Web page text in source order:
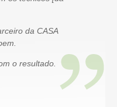
da CASA
o resultado.